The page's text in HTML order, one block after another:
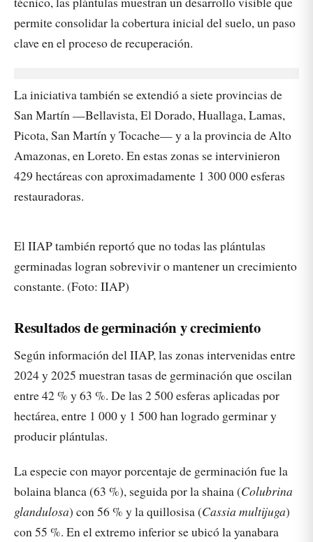
permite consolidar la cobertura inicial del suelo, un paso
clave en el proceso de recuperación.
La iniciativa también se extendió a siete provincias de
San Martín —Bellavista, El Dorado, Huallaga, Lamas,
Picota, San Martín y Tocache— y a la provincia de Alto
Amazonas, en Loreto. En estas zonas se intervinieron
429 hectáreas con aproximadamente 1 300 000 esferas
restauradoras.
El IIAP también reportó que no todas las plántulas
germinadas logran sobrevivir o mantener un crecimiento
constante. (Foto: IIAP)
Resultados de germinación y crecimiento
Según información del IIAP, las zonas intervenidas entre
2024 y 2025 muestran tasas de germinación que oscilan
entre 42 % y 63 %. De las 2 500 esferas aplicadas por
hectárea, entre 1 000 y 1 500 han logrado germinar y
producir plántulas.
La especie con mayor porcentaje de germinación fue la
bolaina blanca (63 %), seguida por la shaina (Colubrina
glandulosa) con 56 % y la quillosisa (Cassia multijuga)
con 55 %. En el extremo inferior se ubicó la yanabara